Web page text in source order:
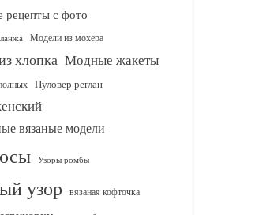
с фото
Модели из мохера
хлопка Модные жакеты
Пуловер реглан
вязаные модели
Узоры ромбы
узор вязаная кофточка